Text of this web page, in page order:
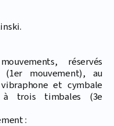
réservés
mouvement), au
et cymbale
à trois timbales (3e
: